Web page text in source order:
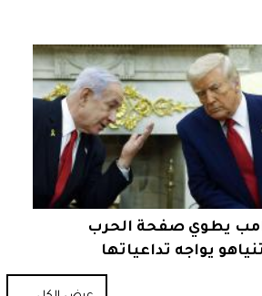
يطوي صفحة الحرب
يواجه تداعياتها